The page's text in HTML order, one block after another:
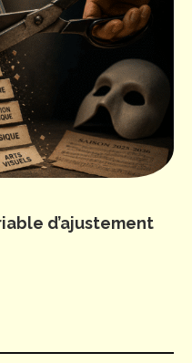
d’ajustement